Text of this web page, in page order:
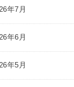
年7月
年6月
年5月